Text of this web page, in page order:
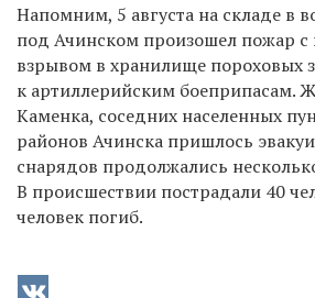
Напомним, 5 августа на складе в
под Ачинском произошел пожар
взрывом в хранилище пороховых
к артиллерийским боеприпасам.
Каменка, соседних населенных
районов Ачинска пришлось
снарядов продолжались
В происшествии пострадали 40
человек погиб.